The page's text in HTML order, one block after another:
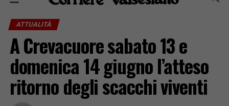
ATTUALITÀ
A Crevacuore sabato 13 e
domenica 14 giugno l’atteso
ritorno degli scacchi viventi